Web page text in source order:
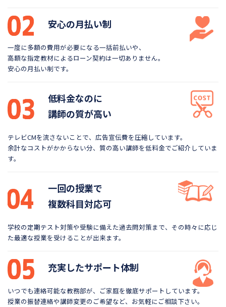
安心の月払い制
一度に多額の費用が必要になる一括前払いや、
高額な指定教材によるローン契約は一切ありません。
安心の月払い制です。
低料金なのに
講師の質が高い
テレビCMを流さないことで、広告宣伝費を圧縮しています。
余計なコストがかからない分、質の高い講師を低料金でご紹介していま
す。
一回の授業で
複数科目対応可
学校の定期テスト対策や受験に備えた過去問対策まで、 その時々に応じ
た最適な授業を受けることが出来ます。
充実したサポート体制
いつでも連絡可能な教務部が、ご家庭を徹底サポートしています。
授業の振替連絡や講師変更のご希望など、お気軽にご相談下さい。